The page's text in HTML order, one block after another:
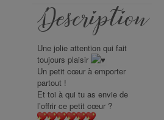
Description
Une jolie attention qui fait
toujours plaisir
Un petit cœur à emporter
partout !
Et toi à qui tu as envie de
l’offrir ce petit cœur ?